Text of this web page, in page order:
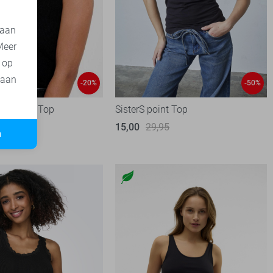
-20%
Yong Top
-50%
SisterS point Top
15,00 29,95